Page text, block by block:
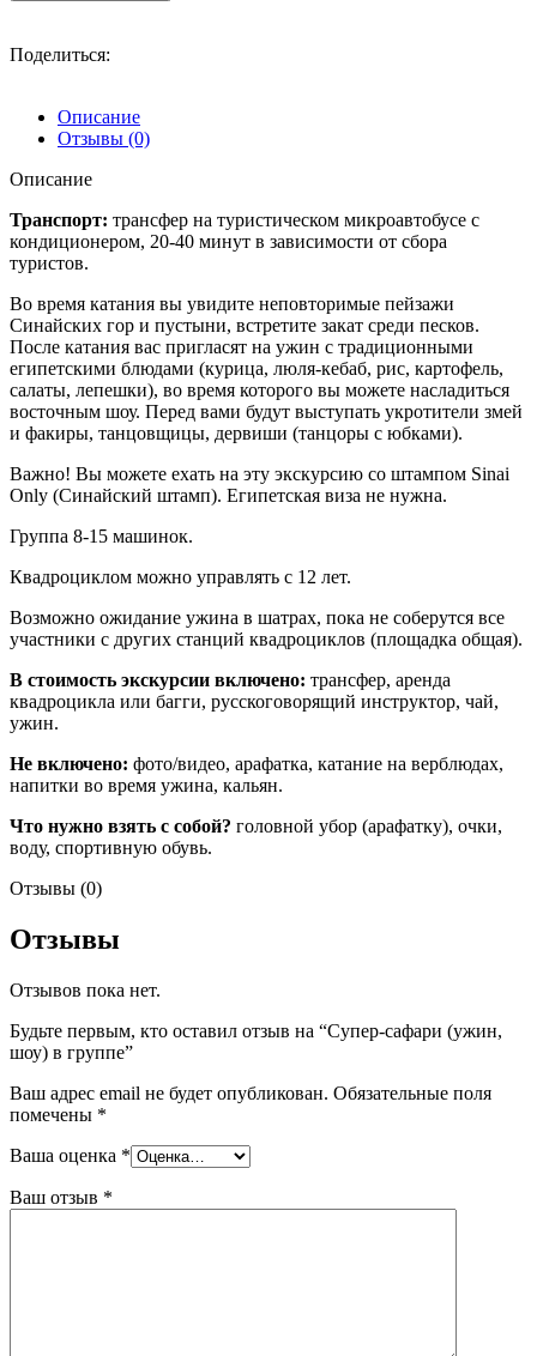
Поделиться:
Описание
Отзывы (0)
Описание
Транспорт: трансфер на туристическом микроавтобусе с
кондиционером, 20-40 минут в зависимости от сбора
туристов.
Во время катания вы увидите неповторимые пейзажи
Синайских гор и пустыни, встретите закат среди песков.
После катания вас пригласят на ужин с традиционными
египетскими блюдами (курица, люля-кебаб, рис, картофель,
салаты, лепешки), во время которого вы можете насладиться
восточным шоу. Перед вами будут выступать укротители змей
и факиры, танцовщицы, дервиши (танцоры с юбками).
Важно! Вы можете ехать на эту экскурсию со штампом Sinai
Only (Синайский штамп). Египетская виза не нужна.
Группа 8-15 машинок.
Квадроциклом можно управлять с 12 лет.
Возможно ожидание ужина в шатрах, пока не соберутся все
участники с других станций квадроциклов (площадка общая).
В стоимость экскурсии включено: трансфер, аренда
квадроцикла или багги, русскоговорящий инструктор, чай,
ужин.
Не включено: фото/видео, арафатка, катание на верблюдах,
напитки во время ужина, кальян.
Что нужно взять с собой? головной убор (арафатку), очки,
воду, спортивную обувь.
Отзывы (0)
Отзывы
Отзывов пока нет.
Будьте первым, кто оставил отзыв на “Супер-сафари (ужин,
шоу) в группе”
Ваш адрес email не будет опубликован. Обязательные поля
помечены *
Ваша оценка *
Ваш отзыв *